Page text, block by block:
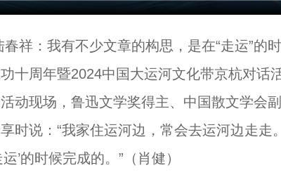
：我有不少文章的构思，是在“走运”的
十周年暨2024中国大运河文化带京杭对话
动现场，鲁迅文学奖得主、中国散文学会
时说：“我家住运河边，常会去运河边走走
’的时候完成的。”（肖健）